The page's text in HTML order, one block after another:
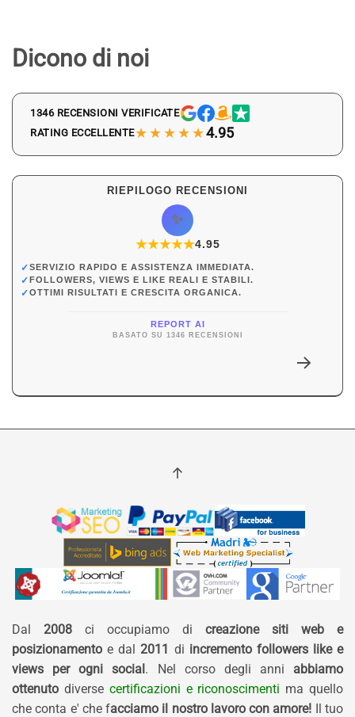
Dicono di noi
1346 RECENSIONI VERIFICATE
RATING ECCELLENTE★★★★★4.95
RIEPILOGO RECENSIONI
✨
★★★★★
★4.95
✓SERVIZIO RAPIDO E ASSISTENZA IMMEDIATA.
✓FOLLOWERS, VIEWS E LIKE REALI E STABILI.
✓OTTIMI RISULTATI E CRESCITA ORGANICA.
REPORT AI
BASATO SU 1346 RECENSIONI
Dal 2008 ci occupiamo di creazione siti web e
posizionamento e dal 2011 di incremento followers like e
views per ogni social. Nel corso degli anni abbiamo
ottenuto diverse certificazioni e riconoscimenti ma quello
che conta e' che facciamo il nostro lavoro con amore! Il tuo